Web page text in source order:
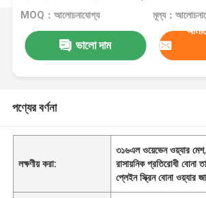
MOQ：আলোচনাযোগ্য মূল্য：
ভালো দাম
পণ্যের বর্ণনা
লক্ষণীয় করা:
৩১৬এল ওয়েভেন ওয়্যার মেশ,
রাসায়নিক প্রতিরোধী বোনা
প্লেইন স্ক্রিন বোনা ওয়্যার